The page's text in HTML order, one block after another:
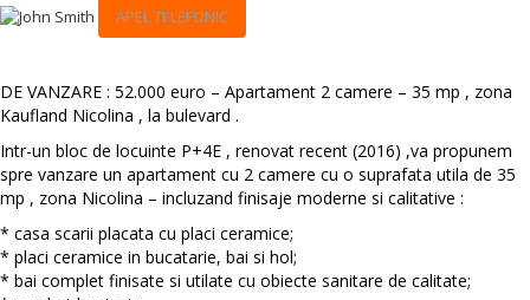
APEL TELEFONIC
DE VANZARE : 52.000 euro – Apartament 2 camere – 35 mp , zona
Kaufland Nicolina , la bulevard .
Intr-un bloc de locuinte P+4E , renovat recent (2016) ,va propunem
spre vanzare un apartament cu 2 camere cu o suprafata utila de 35
mp , zona Nicolina – incluzand finisaje moderne si calitative :
* casa scarii placata cu placi ceramice;
* placi ceramice in bucatarie, bai si hol;
* bai complet finisate si utilate cu obiecte sanitare de calitate;